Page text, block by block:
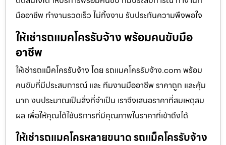
มืออาชีพ ทำงานรวดเร็ว ไม่ทิ้งงาน รับประกันความพึงพอใจ
ให้เช่ารถแมคโครรับจ้าง พร้อมคนขับมือ
อาชีพ
ให้เช่ารถแม็คโครรับจ้าง โดย รถแมคโครรับจ้าง.com พร้อม
คนขับที่มีประสบการณ์ และ ทีมงานมืออาชีพ ราคาถูก และคุ้ม
มาก งบประมาณเป็นสิ่งที่จำเป็น เราจึงเสนอราคาที่สมเหตุสม
ผล เพื่อให้คุณได้ใช้บริการที่มีคุณภาพในราคาที่เข้าถึงได้
ให้เช่ารถแมคโครหลายขนาด รถแม็คโครรับจ้าง